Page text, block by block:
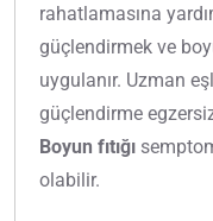
rahatlamasına
güçlendirmek ve
uygulanır. Uzman
güçlendirme
Boyun fıtığı
olabilir.